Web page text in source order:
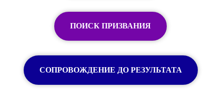
ПОИСК ПРИЗВАНИЯ
СОПРОВОЖДЕНИЕ ДО РЕЗУЛЬТАТА